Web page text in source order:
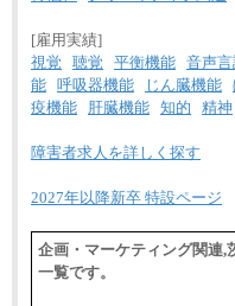
[雇用実績]
視覚
聴覚 平衡機能 音声
能 呼吸器機能 じん臓機能
疫機能
肝臓機能 知的 精神
障害者求人を詳しく探す
2027年以降新卒 特設ページ
企画・マーケティング関連,
一覧です。